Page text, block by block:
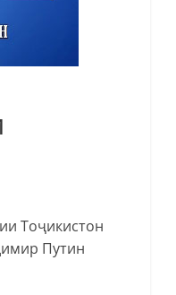
Тоҷикистон
Путин